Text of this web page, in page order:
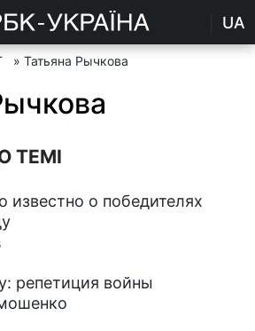
UA
» Татьяна Рычкова
ТЕМІ
известно о победителях
репетиция войны